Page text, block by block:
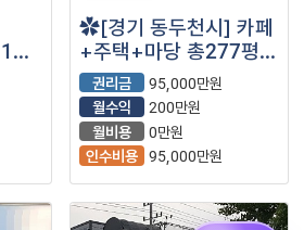
층
✿[경기 동두천시] 카페
+주택+마당 총277평
✿권리금
95,000만원
월수익
200만원
월비용
0만원
인수비용 95,000만원